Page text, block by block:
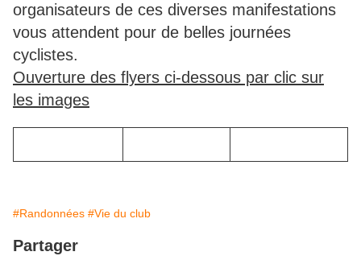
organisateurs de ces diverses manifestations
vous attendent pour de belles journées
cyclistes.
Ouverture des flyers ci-dessous par clic sur
les images
#Randonnées #Vie du club
Partager